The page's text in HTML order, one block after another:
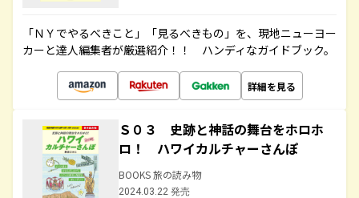
「ＮＹでやるべきこと」「見るべきもの」を、現地ニューヨー
カーと達人編集者が厳選紹介！！ ハンディなガイドブック。
詳細を見る
Ｓ０３ 史跡と神話の舞台をホロホ
ロ！ ハワイカルチャーさんぽ
BOOKS 旅の読み物
2024.03.22 発売